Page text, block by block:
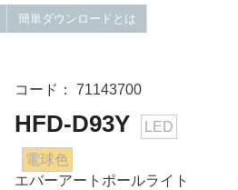
簡単ダウンロードとは
コード： 71143700
HFD-D93Y LED
電球色
エバーアートポールライト